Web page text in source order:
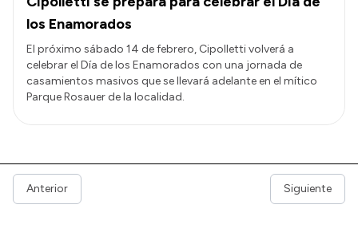
los Enamorados
El próximo sábado 14 de febrero, Cipolletti volverá a
celebrar el Día de los Enamorados con una jornada de
casamientos masivos que se llevará adelante en el mítico
Parque Rosauer de la localidad.
Anterior Siguiente